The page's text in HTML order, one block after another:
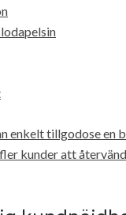
enkelt tillgodose en
kunder att